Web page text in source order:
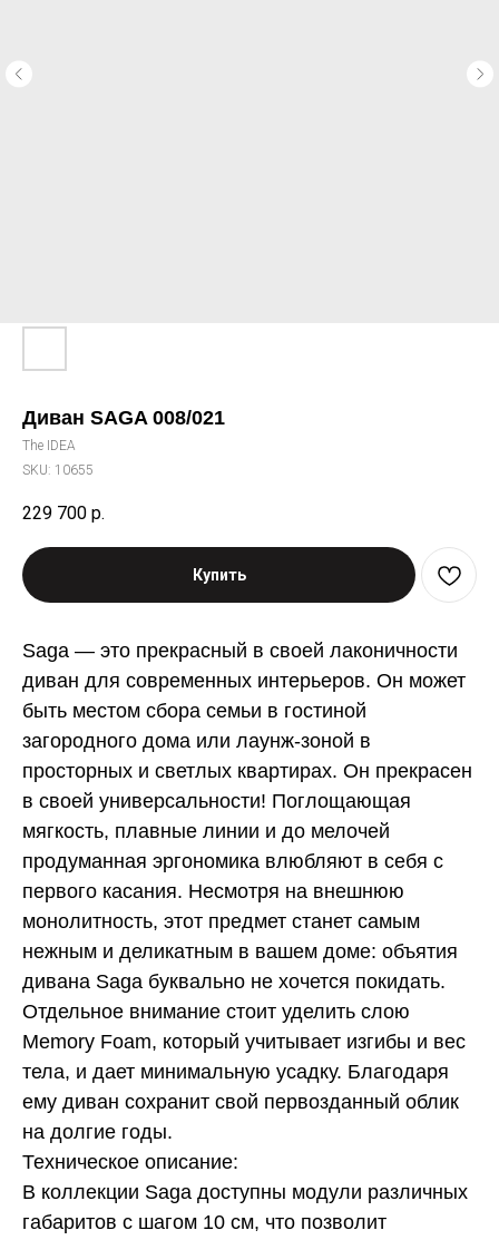
Диван SAGA 008/021
The IDEA
SKU: 10655
229 700 р.
Купить
Saga — это прекрасный в своей лаконичности
диван для современных интерьеров. Он может
быть местом сбора семьи в гостиной
загородного дома или лаунж-зоной в
просторных и светлых квартирах. Он прекрасен
в своей универсальности! Поглощающая
мягкость, плавные линии и до мелочей
продуманная эргономика влюбляют в себя с
первого касания. Несмотря на внешнюю
монолитность, этот предмет станет самым
нежным и деликатным в вашем доме: объятия
дивана Saga буквально не хочется покидать.
Отдельное внимание стоит уделить слою
Memory Foam, который учитывает изгибы и вес
тела, и дает минимальную усадку. Благодаря
ему диван сохранит свой первозданный облик
на долгие годы.
Техническое описание:
В коллекции Saga доступны модули различных
габаритов с шагом 10 см, что позволит